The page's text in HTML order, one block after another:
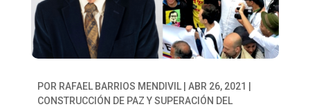
POR RAFAEL BARRIOS MENDIVIL| ABR 26, 2021
CONSTRUCCIÓN DE PAZ Y SUPERACIÓN DEL